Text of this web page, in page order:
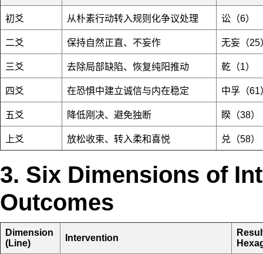
初爻 从朴素行动转入规则化争议处理 讼（6）
二爻 保持自然正直、不妄作 无妄（25
三爻 去除局部缺陷、恢复纯阳推动 乾（1）
四爻 在恐惧中建立诚信与内在稳定 中孚（61
五爻 降低刚决、避免独断 睽（38）
上爻 放松收束、转入柔和喜悦 兑（58）
3. Six Dimensions of
Outcomes
Dimension
(Line)
Intervention